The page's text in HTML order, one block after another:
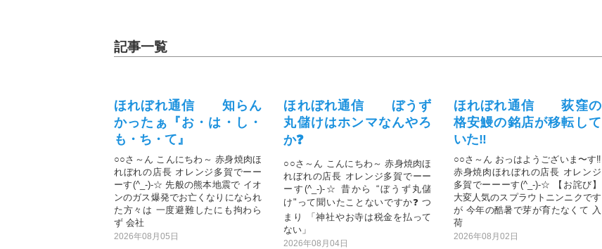
記事一覧
ほれぼれ通信 知らん
かったぁ『お・は・し・
も・ち・て』
○○さ～ん こんにちわ～ 赤身焼肉ほ
れぼれの店長 オレンジ多賀でーー
ーす(^_-)-☆ 先般の熊本地震で イオ
ンのガス爆発でお亡くなりになられ
た方々は 一度避難したにも拘わら
ず 会社
2026年08月05日
ほれぼれ通信 ぼうず
丸儲けはホンマなんやろ
か❓
○○さ～ん こんにちわ～ 赤身焼肉ほ
れぼれの店長 オレンジ多賀でーー
ーす(^_-)-☆ 昔から “ぼうず丸儲
け"って聞いたことないですか❓ つ
まり 「神社やお寺は税金を払って
ない」
2026年08月04日
ほれぼれ通信 荻窪の
格安鰻の銘店が移転して
いた‼️
○○さ～ん おっはようございま〜す‼️
赤身焼肉ほれぼれの店長 オレンジ
多賀でーーーす(^_-)-☆ 【お詫び】
大変人気のスプラウトニンニクです
が 今年の酷暑で芽が育たなくて 入
荷
2026年08月02日